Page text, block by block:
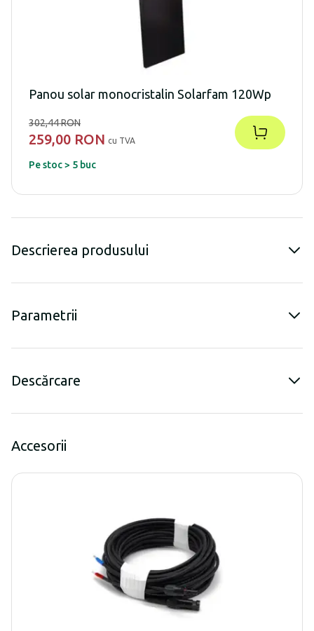
Panou solar monocristalin Solarfam 120Wp
302,44 RON
259,00 RON cu TVA
Pe stoc > 5 buc
Descrierea produsului
Parametrii
Descărcare
Accesorii